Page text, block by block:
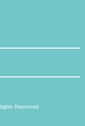
Reserved.